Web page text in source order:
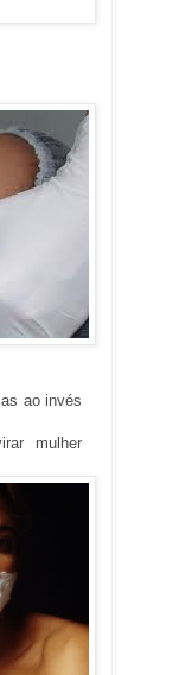
ao invés
mulher